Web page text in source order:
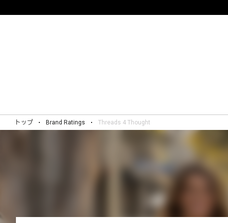
トップ Brand Ratings Threads 4 Thought